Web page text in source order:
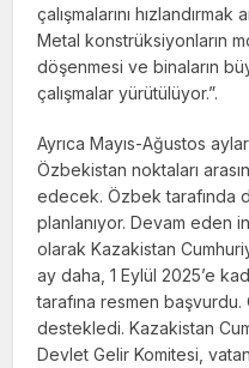
çalışmalarını
Metal konstrüksiyonların
döşenmesi ve binaların
çalışmalar yürütülüyor.”.
Ayrıca Mayıs-Ağustos
Özbekistan noktaları
edecek. Özbek tarafında
planlanıyor. Devam eden
olarak Kazakistan
ay daha, 1 Eylül 2025’e
tarafına resmen
destekledi. Kazakistan
Devlet Gelir Komitesi,